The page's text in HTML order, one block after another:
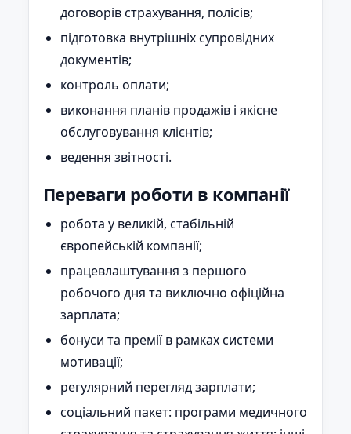
договорів страхування, полісів;
підготовка внутрішніх супровідних
документів;
контроль оплати;
виконання планів продажів і якісне
обслуговування клієнтів;
ведення звітності.
Переваги роботи в компанії
робота у великій, стабільній
європейській компанії;
працевлаштування з першого
робочого дня та виключно офіційна
зарплата;
бонуси та премії в рамках системи
мотивації;
регулярний перегляд зарплати;
соціальний пакет: програми медичного